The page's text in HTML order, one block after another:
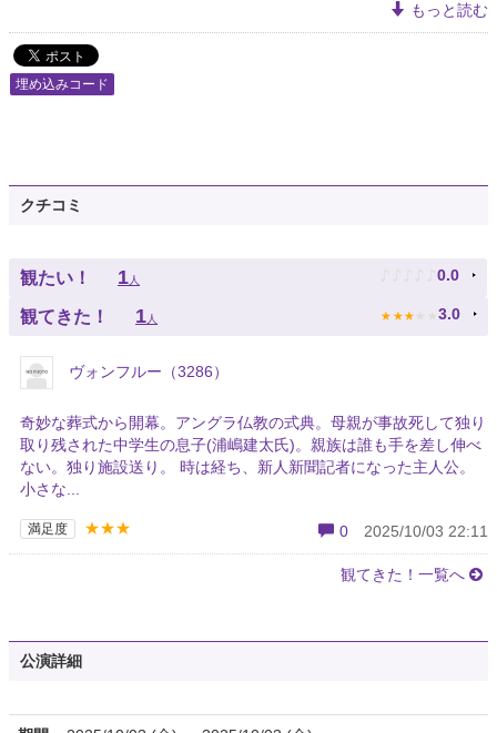
もっと読む
埋め込みコード
クチコミ
観たい！ 1人 ♪ ♪ ♪ ♪ ♪ 0.0
観てきた！ 1人 ★ ★ ★ ★ ★ 3.0
ヴォンフルー（3286）
奇妙な葬式から開幕。アングラ仏教の式典。母親が事故死して独り
取り残された中学生の息子(浦嶋建太氏)。親族は誰も手を差し伸べ
ない。独り施設送り。 時は経ち、新人新聞記者になった主人公。
小さな...
満足度 ★★★ 0 2025/10/03 22:11
観てきた！一覧へ
公演詳細